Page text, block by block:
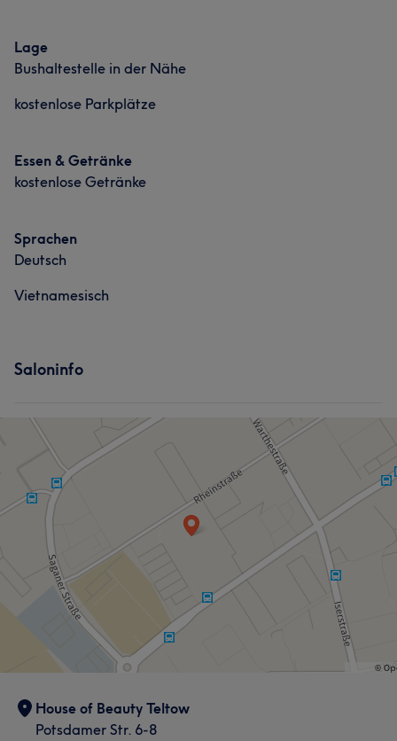
Was unsere Kunden über Hob sagen
Professionell 8 Gründlich
Freundlich
Lage
Bushaltestelle in der Nähe
kostenlose Parkplätze
Essen & Getränke
kostenlose Getränke
Sprachen
Deutsch
Vietnamesisch
Saloninfo
House of Beauty Teltow
Potsdamer Str. 6-8